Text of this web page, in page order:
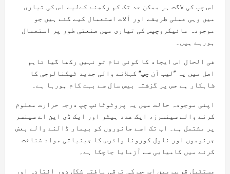
اس چپ کی لاگت ہر ممکن حد تک کم رکھنے کےلیے اس کی تیاری
میں وہی عملی طریقے اور آلات استعمال کیے گئے ہیں جو
موجودہ مائیکروچپس کی تیاری میں صنعتی طور پر استعمال
ہورہے ہیں۔
فی الحال اس ایجاد کا کوئی نام تو نہیں رکھا گیا تاہم
اصل میں یہ ’’لیب آن چپ‘‘ کہلانے والی جدید ٹیکنالوجی کا
شاہکار ہے جس پر گزشتہ بیس سال سے بہت کام ہورہا ہے۔
اپنی موجودہ حالت میں یہ پروٹوٹائپ چپ درجہ حرارت معلوم
کرنے والے سینسرز، ایک عدد ہیٹر اور ایک ڈی این اے سینسر
پر مشتمل ہے۔ اب تک اسے جانوروں کو بیمار ڈالنے والے بعض
جرثوموں اور ناول کورونا وائرس کا جینیاتی مواد شناخت
کرنے میں کامیابی سے آزمایا جاچکا ہے۔
مستقبل قریب میں اس چپ کی ترقی یافتہ شکل دور افتادہ اور